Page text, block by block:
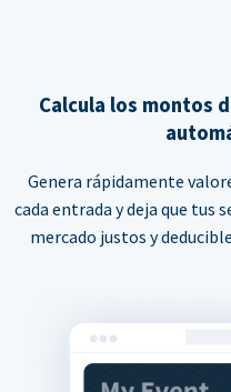
Calcula los montos
Genera rápidamente
cada entrada y deja que tus
mercado justos y